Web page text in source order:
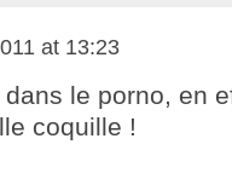
at 13:23
dans le porno, en
coquille !